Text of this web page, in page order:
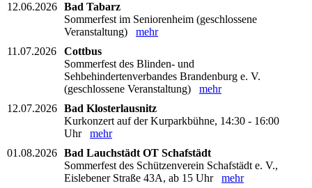
12.06.2026 Bad Tabarz
Sommerfest im Seniorenheim (geschlossene
Veranstaltung) mehr
11.07.2026
Cottbus
Sommerfest des Blinden- und
Sehbehindertenverbandes Brandenburg e. V.
(geschlossene Veranstaltung) mehr
12.07.2026 Bad Klosterlausnitz
Kurkonzert auf der Kurparkbühne, 14:30 - 16:00
Uhr mehr
01.08.2026 Bad Lauchstädt OT Schafstädt
Sommerfest des Schützenverein Schafstädt e. V.,
Eislebener Straße 43A, ab 15 Uhr mehr